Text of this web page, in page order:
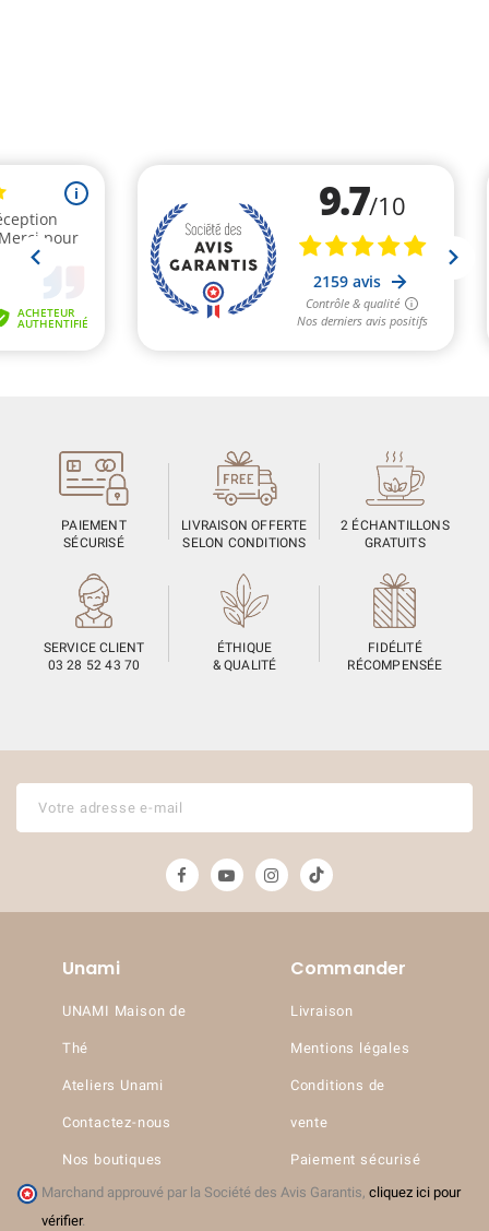
(1 avis)
PAIEMENT
SÉCURISÉ
LIVRAISON OFFERTE
SELON CONDITIONS
2 ÉCHANTILLONS
GRATUITS
SERVICE CLIENT
03 28 52 43 70
ÉTHIQUE
& QUALITÉ
FIDÉLITÉ
RÉCOMPENSÉE
Unami
UNAMI Maison de
Thé
Ateliers Unami
Contactez-nous
Nos boutiques
Commander
Livraison
Mentions légales
Conditions de
vente
Paiement sécurisé
Marchand approuvé par la Société des Avis Garantis, cliquez ici pour
vérifier.